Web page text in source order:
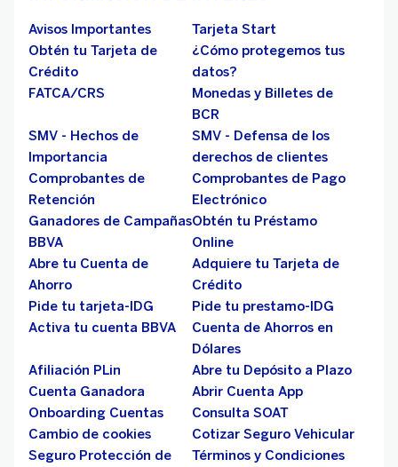
Avisos Importantes
Tarjeta Start
Obtén tu Tarjeta de
Crédito
¿Cómo protegemos tus
datos?
FATCA/CRS
Monedas y Billetes de
BCR
SMV - Hechos de
Importancia
SMV - Defensa de los
derechos de clientes
Comprobantes de
Retención
Comprobantes de Pago
Electrónico
Ganadores de Campañas
BBVA
Obtén tu Préstamo
Online
Abre tu Cuenta de
Ahorro
Adquiere tu Tarjeta de
Crédito
Pide tu tarjeta-IDG
Pide tu prestamo-IDG
Activa tu cuenta BBVA
Cuenta de Ahorros en
Dólares
Afiliación PLin
Abre tu Depósito a Plazo
Cuenta Ganadora
Abrir Cuenta App
Onboarding Cuentas
Consulta SOAT
Cambio de cookies
Cotizar Seguro Vehicular
Seguro Protección de
Términos y Condiciones